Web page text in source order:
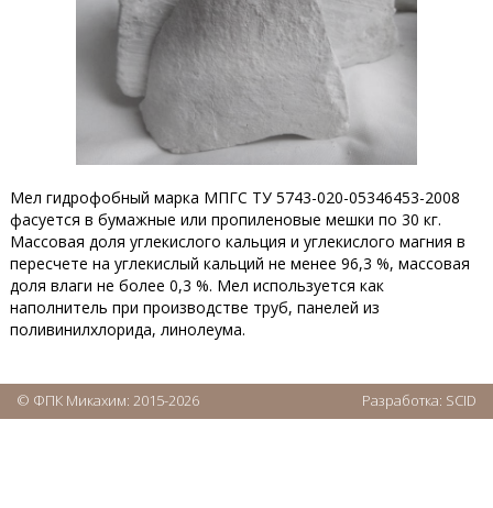
Мел гидрофобный марка МПГС ТУ 5743-020-05346453-2008
фасуется в бумажные или пропиленовые мешки по 30 кг.
Массовая доля углекислого кальция и углекислого магния в
пересчете на углекислый кальций не менее 96,3 %, массовая
доля влаги не более 0,3 %. Мел используется как
наполнитель при производстве труб, панелей из
поливинилхлорида, линолеума.
© ФПК Микахим: 2015-2026 Разработка: SCID